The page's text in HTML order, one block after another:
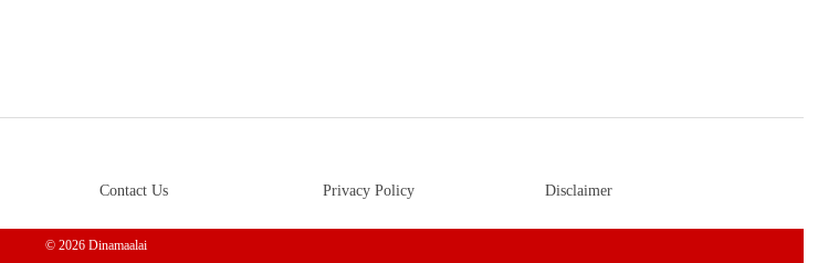
Contact Us Privacy Policy Disclaimer
© 2026 Dinamaalai